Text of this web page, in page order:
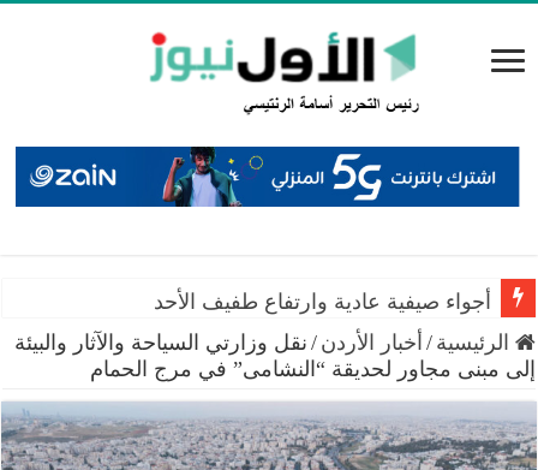
أجواء صيفية عادية وارتفاع طفيف الأحد
الرئيسية / أخبار الأردن / نقل وزارتي السياحة والآثار والبيئة
إلى مبنى مجاور لحديقة “النشامى” في مرج الحمام